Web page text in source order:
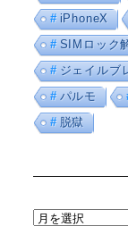
iPhoneX
SIMロック
ジェイルブ
パルモ
脱獄
月